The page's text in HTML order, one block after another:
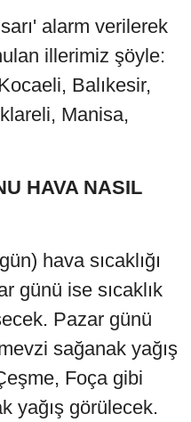
alarm verilerek
illerimiz şöyle:
Balıkesir,
Manisa,
HAVA NASIL
hava sıcaklığı
günü ise sıcaklık
Pazar günü
sağanak yağış
Foça gibi
yağış görülecek.